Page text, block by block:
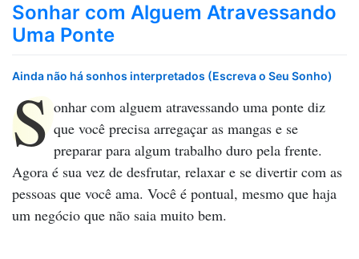
Sonhar com Alguem Atravessando
Uma Ponte
Ainda não há sonhos interpretados (Escreva o Seu Sonho)
S onhar com alguem atravessando uma ponte diz
que você precisa arregaçar as mangas e se
preparar para algum trabalho duro pela frente.
Agora é sua vez de desfrutar, relaxar e se divertir com as
pessoas que você ama. Você é pontual, mesmo que haja
um negócio que não saia muito bem.